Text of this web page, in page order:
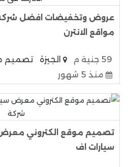
عروض وتخفيضات افضل
مواقع الانترن
59 جنية م الجيزة
تصميم
منذ 5 شهور
تصميم موقع الكتروني معرض
سيارات اف